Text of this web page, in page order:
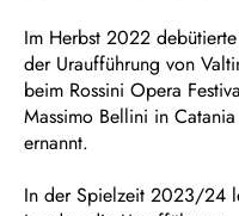
Im Herbst 2022
der Uraufführung von
beim Rossini Opera
Massimo Bellini in
ernannt.
In der Spielzeit 2023/24